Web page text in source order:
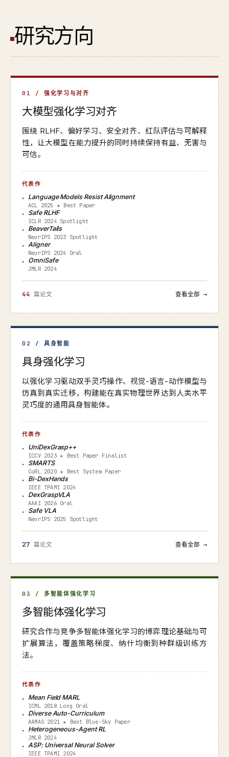
研究方向
01 / 强化学习与对齐
大模型强化学习对齐
围绕 RLHF、偏好学习、安全对齐、红队评估与可解释
性，让大模型在能力提升的同时持续保持有益、无害与
可信。
代表作
Language Models Resist Alignment
ACL 2025 ★ Best Paper
Safe RLHF
ICLR 2024 Spotlight
BeaverTails
NeurIPS 2023 Spotlight
Aligner
NeurIPS 2024 Oral
OmniSafe
JMLR 2024
44 篇论文 查看全部 →
02 / 具身智能
具身强化学习
以强化学习驱动双手灵巧操作、视觉-语言-动作模型与
仿真到真实迁移，构建能在真实物理世界达到人类水平
灵巧度的通用具身智能体。
代表作
UniDexGrasp++
ICCV 2023 ★ Best Paper Finalist
SMARTS
CoRL 2020 ★ Best System Paper
Bi-DexHands
IEEE TPAMI 2024
DexGraspVLA
AAAI 2026 Oral
Safe VLA
NeurIPS 2025 Spotlight
27 篇论文 查看全部 →
03 / 多智能体强化学习
多智能体强化学习
研究合作与竞争多智能体强化学习的博弈理论基础与可
扩展算法，覆盖策略梯度、纳什均衡到种群级训练方
法。
代表作
Mean Field MARL
ICML 2018 Long Oral
Diverse Auto-Curriculum
AAMAS 2021 ★ Best Blue-Sky Paper
Heterogeneous-Agent RL
JMLR 2024
ASP: Universal Neural Solver
IEEE TPAMI 2024